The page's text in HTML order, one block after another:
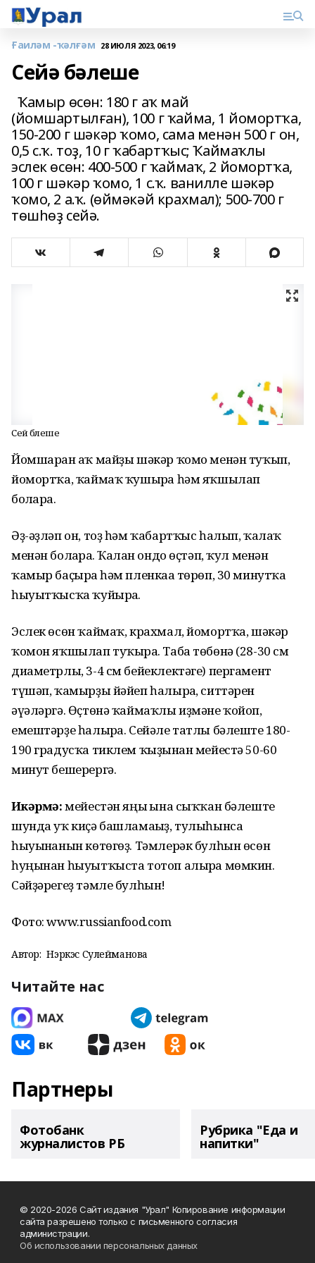
Ғаиләм -ҡәлғәм 28 ИЮЛЯ 2023, 06:19
Сейә бәлеше
Ҡамыр өсөн: 180 г аҡ май
(йомшартылған), 100 г ҡайма, 1 йомортҡа,
150-200 г шәкәр ҡомо, сама менән 500 г он,
0,5 с.ҡ. тоҙ, 10 г ҡабартҡыс; Ҡаймаҡлы
эслек өсөн: 400-500 г ҡаймаҡ, 2 йомортҡа,
100 г шәкәр ҡомо, 1 с.ҡ. ванилле шәкәр
ҡомо, 2 а.ҡ. (өймәкәй крахмал); 500-700 г
төшһөҙ сейә.
Сейә бәлеше
Йомшарған аҡ майҙы шәкәр ҡомо менән туҡып,
йомортҡа, ҡаймаҡ ҡушырға һәм яҡшылап
болғарға.
Әҙ-әҙләп он, тоҙ һәм ҡабартҡыс һалып, ҡалаҡ
менән болғарға. Ҡалған ондо өҫтәп, ҡул менән
ҡамыр баҫырға һәм пленкаға төрөп, 30 минутҡа
һыуытҡысҡа ҡуйырға.
Эслек өсөн ҡаймаҡ, крахмал, йомортҡа, шәкәр
ҡомон яҡшылап туҡырға. Таба төбөнә (28-30 см
диаметрлы, 3-4 см бейеклектәге) пергамент
түшәп, ҡамырҙы йәйеп һалырға, ситтәрен
әүәләргә. Өҫтөнә ҡаймаҡлы иҙмәне ҡойоп,
емештәрҙе һалырға. Сейәле татлы бәлеште 180-
190 градусҡа тиклем ҡыҙынған мейестә 50-60
минут бешерергә.
Иҫкәрмә:мейестән яңы ғына сыҡҡан бәлеште
шунда уҡ киҫә башламағыҙ, тулыһынса
һыуынғанын көтөгөҙ. Тәмлерәк булһын өсөн
һуңынан һыуытҡыста тотоп алырға мөмкин.
Сәйҙәрегеҙ тәмле булһын!
Фото: www.russianfood.com
Автор: Нэркэс Сулейманова
Читайте нас
Партнеры
Фотобанк
журналистов РБ
Рубрика "Еда и
напитки"
© 2020-2026 Сайт издания "Урал" Копирование информации
сайта разрешено только с письменного согласия
администрации.
Об использовании персональных данных